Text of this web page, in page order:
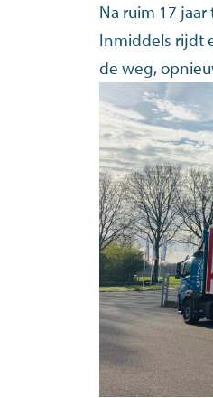
Na ruim 17
Inmiddels rijdt
de weg,